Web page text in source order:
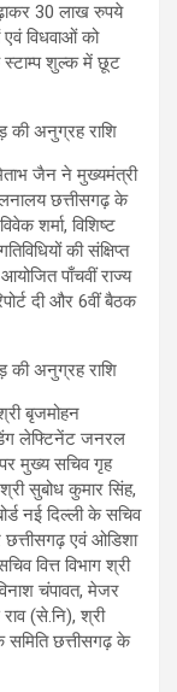
30 लाख रुपये
विधवाओं को
शुल्क में छूट
जैन ने मुख्यमंत्री
छत्तीसगढ़ के
शर्मा, विशिष्ट
की संक्षिप्त
पाँचवीं राज्य
दी और 6वीं बैठक
बृजमोहन
लेफ्टिनेंट जनरल
मुख्य सचिव गृह
सुबोध कुमार सिंह,
नई दिल्ली के सचिव
छत्तीसगढ़ एवं ओडिशा
वित्त विभाग श्री
चंपावत, मेजर
(से.नि), श्री
समिति छत्तीसगढ़ के